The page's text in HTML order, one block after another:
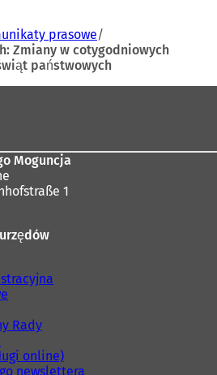
prasowe
Zmiany w cotygodniowych
państwowych
Moguncja
1
Rady
online)
newslettera